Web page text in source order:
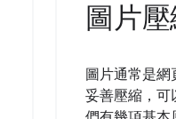
圖片
圖片通常是
妥善壓縮，可